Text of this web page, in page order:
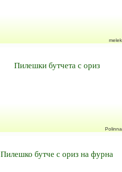
melek
Пилешки бутчета с ориз
Polinna
Пилешко бутче с ориз на фурна